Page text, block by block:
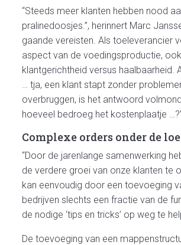
“Steeds meer klanten hebben nood
pralinedoosjes.”, herinnert Marc
gaande vereisten. Als toeleverancier
aspect van de voedingsproductie,
klantgerichtheid versus
… tja, een klant stapt zonder
overbruggen, is het antwoord
hoeveel bedroeg het kostenplaatje
Complexe orders onder de
“Door de jarenlange samenwerking
de verdere groei van onze klanten te
kan eenvoudig door een toevoeging
bedrijven slechts een fractie van de
de nodige ‘tips en tricks’ op weg te
De toevoeging van een